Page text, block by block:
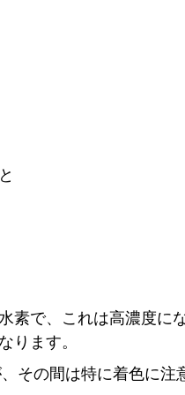
素で、これは高濃度に
ります。
その間は特に着色に注